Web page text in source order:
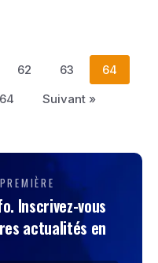
62 63
64
Suivant »
Inscrivez-vous
actualités en